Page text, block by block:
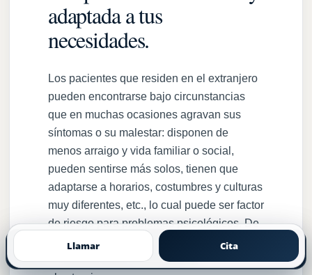
adaptada a tus
necesidades.
Los pacientes que residen en el extranjero
pueden encontrarse bajo circunstancias
que en muchas ocasiones agravan sus
síntomas o su malestar: disponen de
menos arraigo y vida familiar o social,
pueden sentirse más solos, tienen que
adaptarse a horarios, costumbres y culturas
muy diferentes, etc., lo cual puede ser factor
de riesgo para problemas psicológicos. De
hecho, algunos pacientes presentan un
trastorno adaptativo al tener que residir en
Pedir cita
Llamar Cita